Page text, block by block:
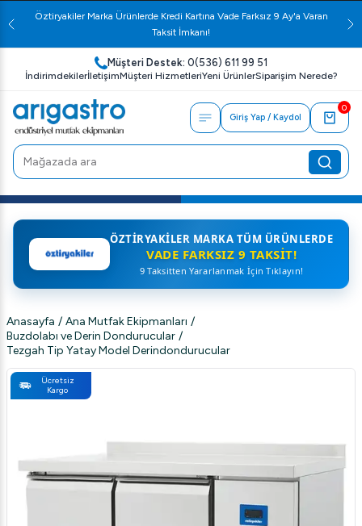
Öztiryakiler Marka Ürünlerde Kredi Kartına Vade Farksız 9 Ay'a Varan
Taksit İmkanı!
Müşteri Destek: 0(536) 611 99 51
İndirimdekilerİletişimMüşteri HizmetleriYeni ÜrünlerSiparişim Nerede?
Giriş Yap / Kaydol
0
ÖZTIRYAKILER MARKA TÜM ÜRÜNLERDE
VADE FARKSIZ 9 TAKSIT!
9 Taksitten Yararlanmak İçin Tıklayın!
Anasayfa / Ana Mutfak Ekipmanları /
Buzdolabı ve Derin Dondurucular /
Tezgah Tip Yatay Model Derindondurucular
Ücretsiz
Kargo